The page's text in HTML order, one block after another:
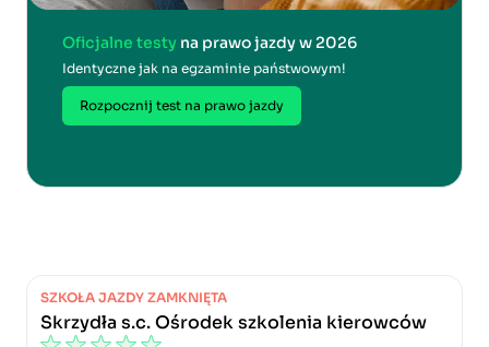
Oficjalne testy na prawo jazdy w 2026
Identyczne jak na egzaminie państwowym!
Rozpocznij test na prawo jazdy
SZKOŁA JAZDY ZAMKNIĘTA
Skrzydła s.c. Ośrodek szkolenia kierowców